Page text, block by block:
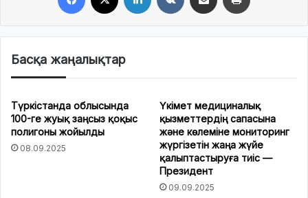
Басқа жаңалықтар
Түркістанда облысында
100-ге жуық заңсыз қоқыс
полигоны жойылды
08.09.2025
Үкімет медициналық
қызметтердің сапасына
және көлеміне мониторинг
жүргізетін жаңа жүйе
қалыптастыруға тиіс —
Президент
09.09.2025